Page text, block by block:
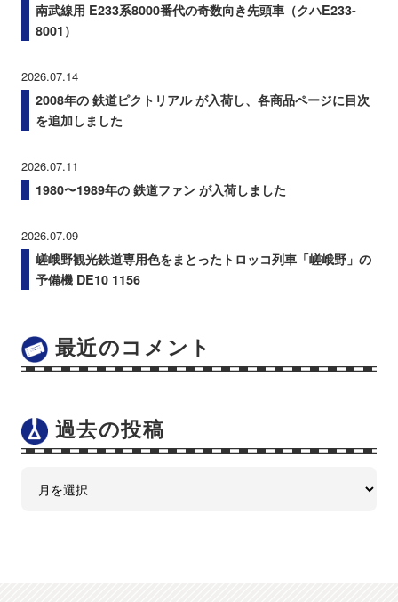
南武線用 E233系8000番代の奇数向き先頭車（クハE233-
8001）
2026.07.14
2008年の 鉄道ピクトリアル が入荷し、各商品ページに目次
を追加しました
2026.07.11
1980〜1989年の 鉄道ファン が入荷しました
2026.07.09
嵯峨野観光鉄道専用色をまとったトロッコ列車「嵯峨野」の
予備機 DE10 1156
最近のコメント
過去の投稿